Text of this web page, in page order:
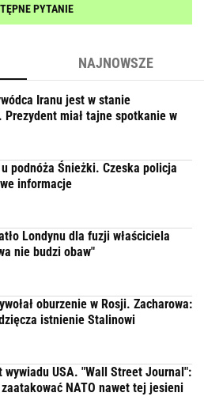
PYTANIE
NAJNOWSZE
Iranu jest w stanie
Prezydent miał tajne spotkanie w
podnóża Śnieżki. Czeska policja
informacje
Londynu dla fuzji właściciela
nie budzi obaw"
oburzenie w Rosji. Zacharowa:
istnienie Stalinowi
wywiadu USA. "Wall Street Journal":
NATO nawet tej jesieni